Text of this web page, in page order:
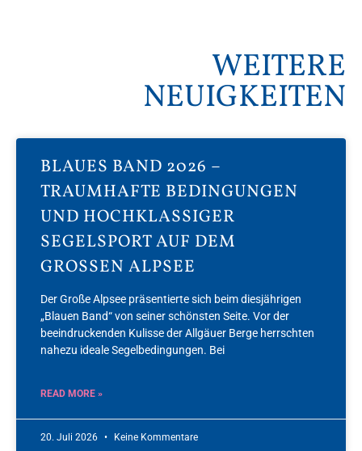
WEITERE
NEUIGKEITEN
BLAUES BAND 2026 –
TRAUMHAFTE BEDINGUNGEN
UND HOCHKLASSIGER
SEGELSPORT AUF DEM
GROSSEN ALPSEE
Der Große Alpsee präsentierte sich beim diesjährigen
„Blauen Band“ von seiner schönsten Seite. Vor der
beeindruckenden Kulisse der Allgäuer Berge herrschten
nahezu ideale Segelbedingungen. Bei
READ MORE »
20. Juli 2026 Keine Kommentare